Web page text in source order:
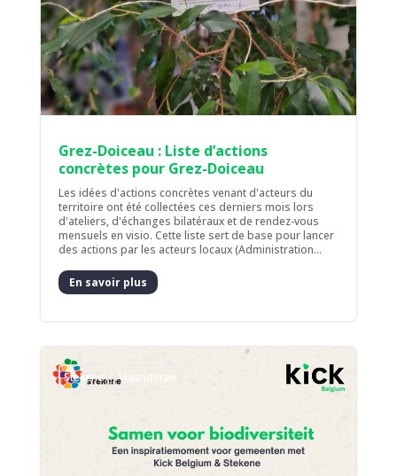
Grez-Doiceau : Liste d’actions
concrètes pour Grez-Doiceau
Les idées d'actions concrètes venant d'acteurs du
territoire ont été collectées ces derniers mois lors
d'ateliers, d'échanges bilatéraux et de rendez-vous
mensuels en visio. Cette liste sert de base pour lancer
des actions par les acteurs locaux (Administration...
En savoir plus
Stekene Vlaanderen